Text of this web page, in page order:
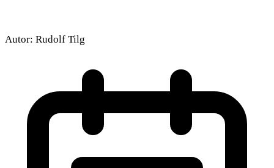
Autor: Rudolf Tilg